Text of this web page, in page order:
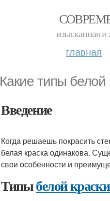
изысканная и
главная
Какие типы белой
Введение
Когда решаешь покрасить
белая краска одинакова.
свои особенности и
Типыбелой